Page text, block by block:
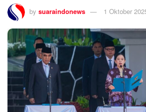
by suaraindonews 1 Oktober